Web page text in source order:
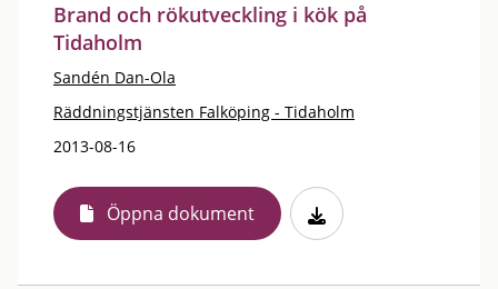
Brand och rökutveckling i kök på
Tidaholm
Sandén Dan-Ola
Räddningstjänsten Falköping - Tidaholm
2013-08-16
Öppna dokument